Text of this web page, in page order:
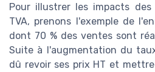
Pour illustrer les impacts
TVA, prenons l'exemple de
dont 70 % des ventes sont
Suite à l'augmentation du
dû revoir ses prix HT et